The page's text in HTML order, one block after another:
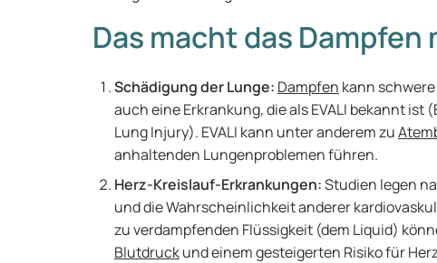
Das macht das Dampfen
Schädigung der Lunge: Dampfen kann
auch eine Erkrankung, die als EVALI bekannt
Lung Injury). EVALI kann unter anderem zu
anhaltenden Lungenproblemen führen.
Herz-Kreislauf-Erkrankungen:Studien legen
und die Wahrscheinlichkeit anderer
zu verdampfenden Flüssigkeit (dem Liquid)
Blutdruckund einem gesteigerten Risiko für